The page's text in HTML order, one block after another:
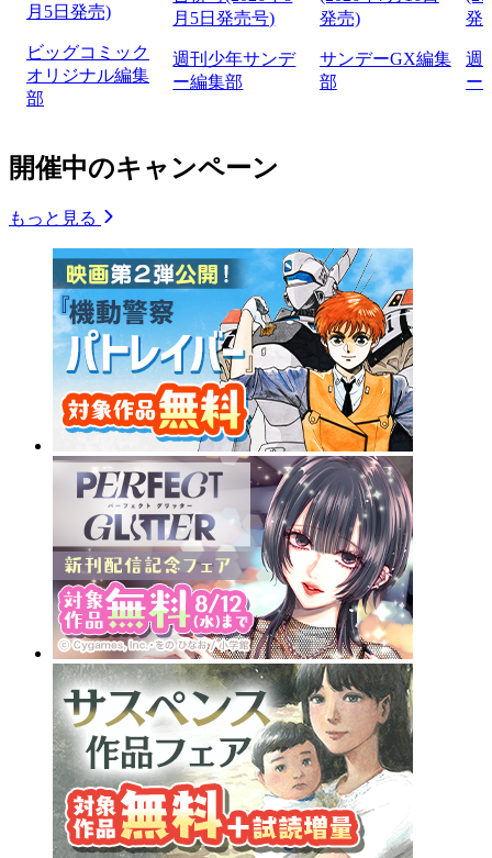
月5日発売)
ビッグコミック
オリジナル編集
部
月5日発売号)
週刊少年サンデ
ー編集部
発売)
サンデーGX編集
部
発
週
ー
開催中のキャンペーン
もっと見る